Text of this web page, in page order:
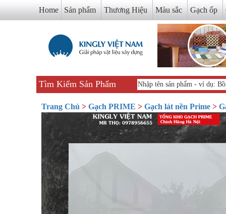
Home Sản phẩm Thương Hiệu Màu sắc Gạch ốp
Tìm Kiếm Sản Phẩm
Trang Chủ > Gạch PRIME > Gạch lát nền Prime >